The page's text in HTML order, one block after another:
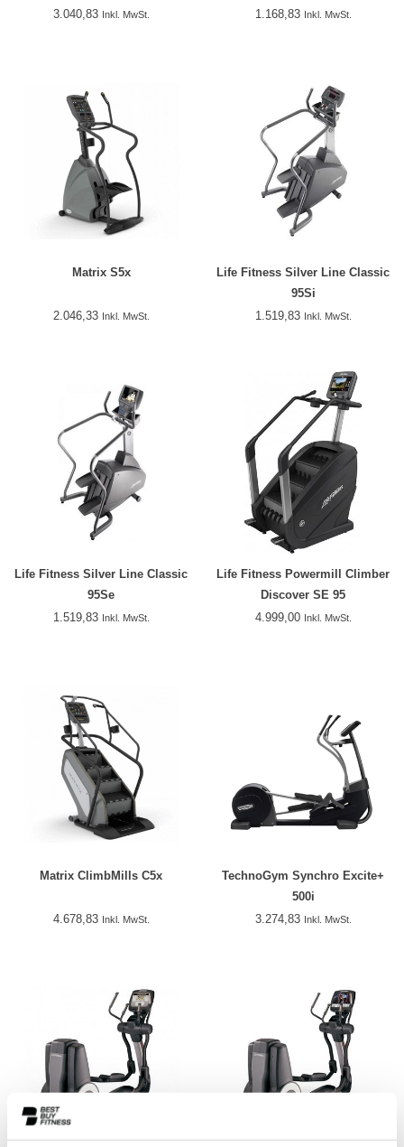
3.040,83 Inkl. MwSt.
1.168,83 Inkl. MwSt.
Matrix S5x
2.046,33 Inkl. MwSt.
Life Fitness Silver Line Classic
95Si
1.519,83 Inkl. MwSt.
Life Fitness Silver Line Classic
95Se
1.519,83 Inkl. MwSt.
Life Fitness Powermill Climber
Discover SE 95
4.999,00 Inkl. MwSt.
Matrix ClimbMills C5x
4.678,83 Inkl. MwSt.
TechnoGym Synchro Excite+
500i
3.274,83 Inkl. MwSt.